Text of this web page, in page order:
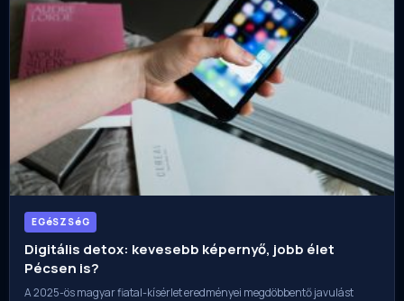
EGéSZSéG
Digitális detox: kevesebb képernyő, jobb élet
Pécsen is?
A 2025-ös magyar fiatal-kísérlet eredményei megdöbbentő javulást